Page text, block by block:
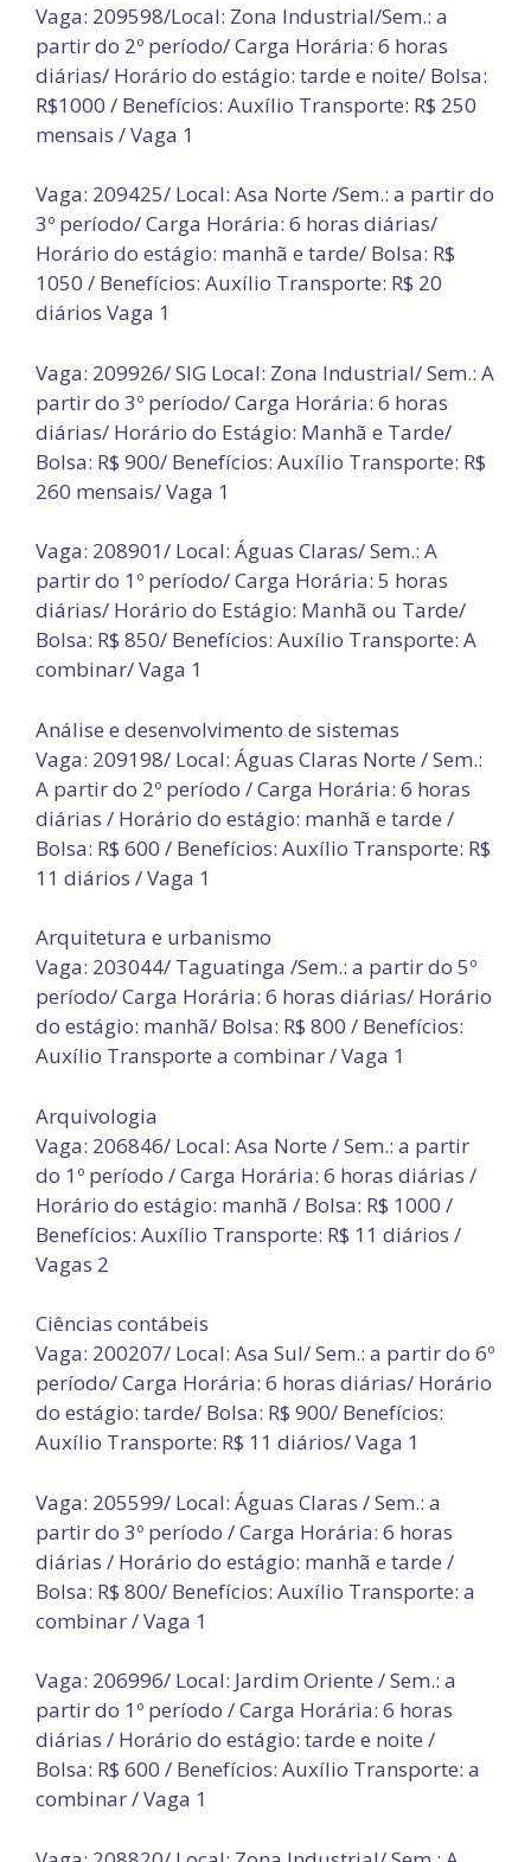
Vaga: 209598/Local: Zona Industrial/Sem.: a
partir do 2º período/ Carga Horária: 6 horas
diárias/ Horário do estágio: tarde e noite/ Bolsa:
R$1000 / Benefícios: Auxílio Transporte: R$ 250
mensais / Vaga 1
Vaga: 209425/ Local: Asa Norte /Sem.: a partir do
3º período/ Carga Horária: 6 horas diárias/
Horário do estágio: manhã e tarde/ Bolsa: R$
1050 / Benefícios: Auxílio Transporte: R$ 20
diários Vaga 1
Vaga: 209926/ SIG Local: Zona Industrial/ Sem.: A
partir do 3º período/ Carga Horária: 6 horas
diárias/ Horário do Estágio: Manhã e Tarde/
Bolsa: R$ 900/ Benefícios: Auxílio Transporte: R$
260 mensais/ Vaga 1
Vaga: 208901/ Local: Águas Claras/ Sem.: A
partir do 1º período/ Carga Horária: 5 horas
diárias/ Horário do Estágio: Manhã ou Tarde/
Bolsa: R$ 850/ Benefícios: Auxílio Transporte: A
combinar/ Vaga 1
Análise e desenvolvimento de sistemas
Vaga: 209198/ Local: Águas Claras Norte / Sem.:
A partir do 2º período / Carga Horária: 6 horas
diárias / Horário do estágio: manhã e tarde /
Bolsa: R$ 600 / Benefícios: Auxílio Transporte: R$
11 diários / Vaga 1
Arquitetura e urbanismo
Vaga: 203044/ Taguatinga /Sem.: a partir do 5º
período/ Carga Horária: 6 horas diárias/ Horário
do estágio: manhã/ Bolsa: R$ 800 / Benefícios:
Auxílio Transporte a combinar / Vaga 1
Arquivologia
Vaga: 206846/ Local: Asa Norte / Sem.: a partir
do 1º período / Carga Horária: 6 horas diárias /
Horário do estágio: manhã / Bolsa: R$ 1000 /
Benefícios: Auxílio Transporte: R$ 11 diários /
Vagas 2
Ciências contábeis
Vaga: 200207/ Local: Asa Sul/ Sem.: a partir do 6º
período/ Carga Horária: 6 horas diárias/ Horário
do estágio: tarde/ Bolsa: R$ 900/ Benefícios:
Auxílio Transporte: R$ 11 diários/ Vaga 1
Vaga: 205599/ Local: Águas Claras / Sem.: a
partir do 3º período / Carga Horária: 6 horas
diárias / Horário do estágio: manhã e tarde /
Bolsa: R$ 800/ Benefícios: Auxílio Transporte: a
combinar / Vaga 1
Vaga: 206996/ Local: Jardim Oriente / Sem.: a
partir do 1º período / Carga Horária: 6 horas
diárias / Horário do estágio: tarde e noite /
Bolsa: R$ 600 / Benefícios: Auxílio Transporte: a
combinar / Vaga 1